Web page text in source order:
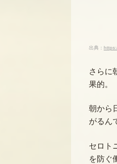
出典：
さらに
果的。
朝から
がるん
セロト
を防ぐ